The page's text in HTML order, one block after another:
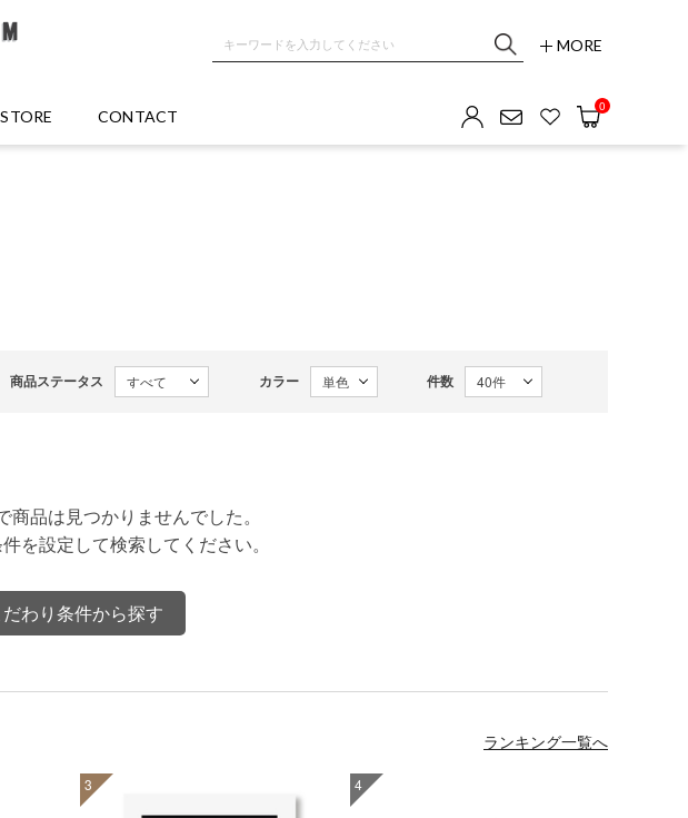
MORE
STORE CONTACT
0
商品ステータス カラー 件数
商品は見つかりませんでした。
を設定して検索してください。
だわり条件から探す
ランキング一覧へ
3 4